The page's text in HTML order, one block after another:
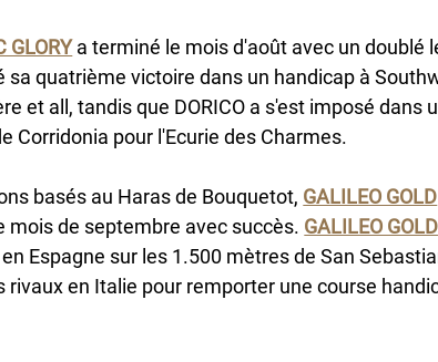
GLORY a terminé le mois d'août avec un doublé
sa quatrième victoire dans un handicap à
et all, tandis que DORICO a s'est imposé dans
Corridonia pour l'Ecurie des Charmes.
basés au Haras de Bouquetot, GALILEO GOLD
mois de septembre avec succès. GALILEO GOLD
en Espagne sur les 1.500 mètres de San
rivaux en Italie pour remporter une course